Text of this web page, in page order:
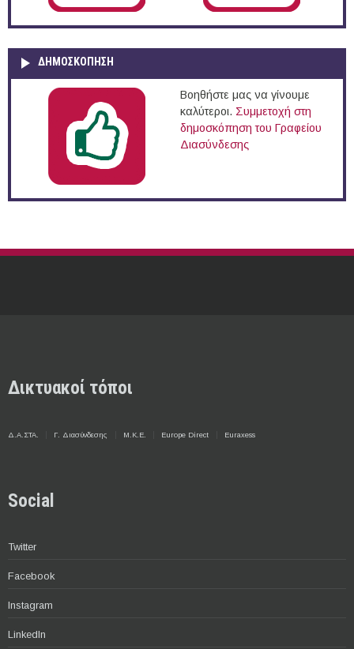
ΔΗΜΟΣΚΌΠΗΣΗ
Βοηθήστε μας να γίνουμε
καλύτεροι. Συμμετοχή στη
δημοσκόπηση του Γραφείου
Διασύνδεσης
Δικτυακοί τόποι
Δ.Α.ΣΤΑ. Γ. Διασύνδεσης Μ.Κ.Ε. Europe Direct Euraxess
Social
Twitter
Facebook
Instagram
LinkedIn